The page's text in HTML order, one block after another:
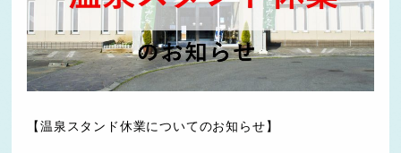
【温泉スタンド休業についてのお知らせ】